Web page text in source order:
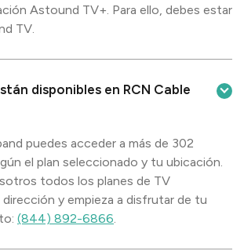
Astound TV+. Para ello, debes estar
TV.
disponibles en RCN Cable
puedes acceder a más de 302
el plan seleccionado y tu ubicación.
todos los planes de TV
y empieza a disfrutar de tu
(844) 892-6866.